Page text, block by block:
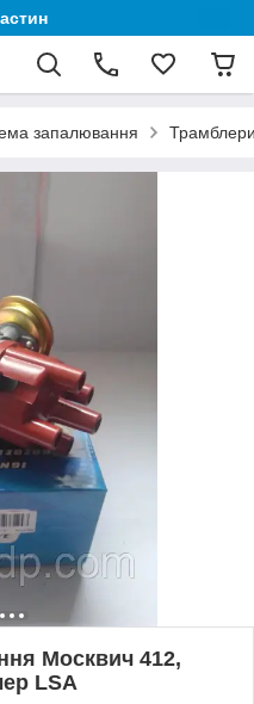
запалювання
Москвич 412,
LSA